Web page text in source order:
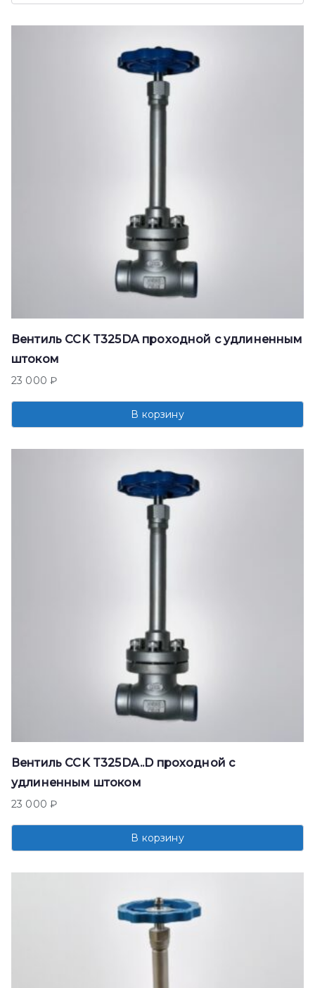
Вентиль CCK T325DA проходной с удлиненным
штоком
23 000₽
В корзину
Вентиль CCK T325DA..D проходной с
удлиненным штоком
23 000₽
В корзину